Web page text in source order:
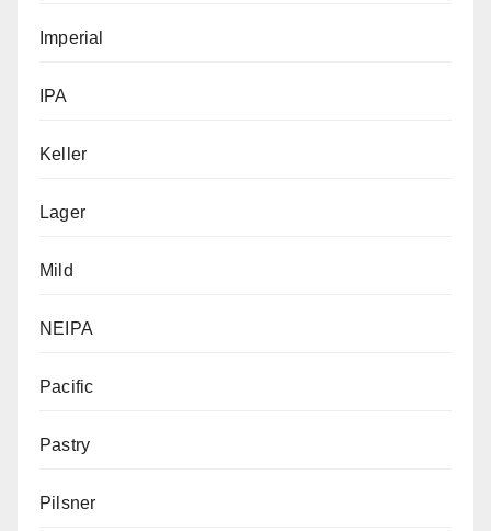
Imperial
IPA
Keller
Lager
Mild
NEIPA
Pacific
Pastry
Pilsner